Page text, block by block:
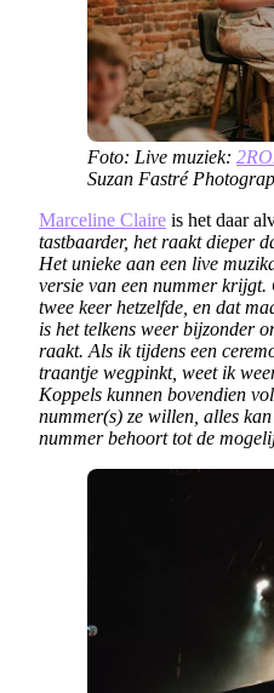
Foto: Live muziek:
Suzan Fastré
Marceline Claire is het daar
tastbaarder, het raakt dieper
Het unieke aan een live
versie van een nummer
twee keer hetzelfde, en dat
is het telkens weer bijzonder
raakt. Als ik tijdens een
traantje wegpinkt, weet ik
Koppels kunnen bovendien
nummer(s) ze willen, alles
nummer behoort tot de